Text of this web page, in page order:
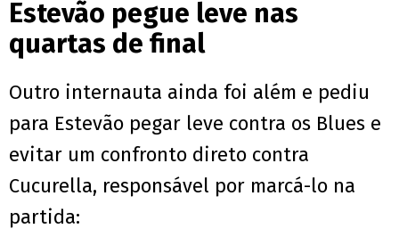
Estevão pegue leve nas
quartas de final
Outro internauta ainda foi além e pediu
para Estevão pegar leve contra os Blues e
evitar um confronto direto contra
Cucurella, responsável por marcá-lo na
partida: